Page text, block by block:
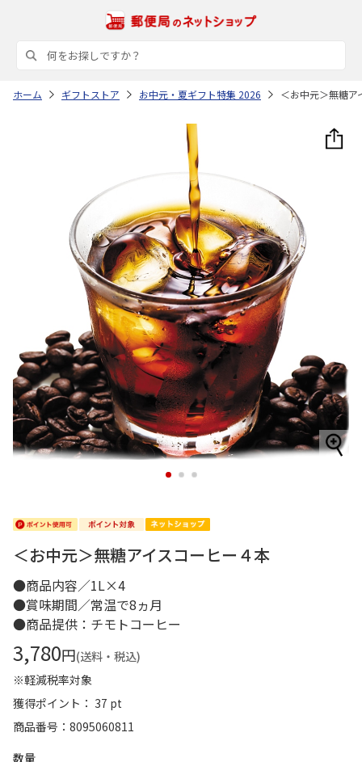
ホーム ギフトストア お中元・夏ギフト特集 2026 ＜お中元＞無糖ア
1 2 3
＜お中元＞無糖アイスコーヒー４本
●商品内容／1L×4
●賞味期間／常温で8ヵ月
●商品提供：チモトコーヒー
3,780円(送料・税込)
※軽減税率対象
獲得ポイント： 37 pt
商品番号
8095060811
数量